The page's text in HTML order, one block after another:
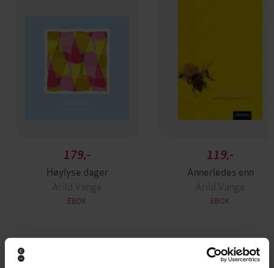
179,-
Høylyse dager
Arild Vange
EBOK
119,-
Annerledes enn
Arild Vange
EBOK
Andre har også kjøpt